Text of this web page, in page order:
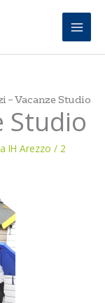
– Vacanze Studio
Studio
IH Arezzo / 2